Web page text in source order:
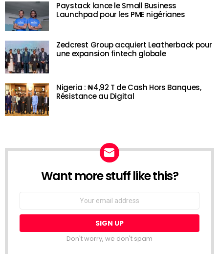
Paystack lance le Small Business
Launchpad pour les PME nigérianes
Zedcrest Group acquiert Leatherback pour
une expansion fintech globale
Nigeria : ₦4,92 T de Cash Hors Banques,
Résistance au Digital
NEWSLETTER
Want more stuff like this?
Don't worry, we don't spam